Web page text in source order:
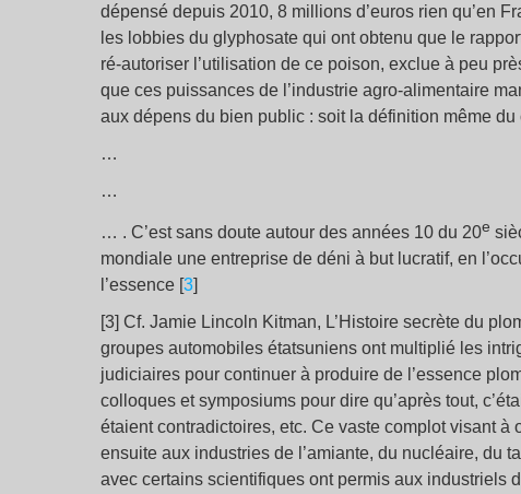
dépensé depuis 2010, 8 millions d’euros rien qu’en
les lobbies du glyphosate qui ont obtenu que le
ré-autoriser l’utilisation de ce poison, exclue à peu
que ces puissances de l’industrie agro-alimentaire
aux dépens du bien public : soit la définition même du
…
…
… . C’est sans doute autour des années 10 du 20e
mondiale une entreprise de déni à but lucratif, en
l’essence [3]
[3] Cf. Jamie Lincoln Kitman, L’Histoire secrète du
groupes automobiles étatsuniens ont multiplié les
judiciaires pour continuer à produire de l’essence
colloques et symposiums pour dire qu’après tout,
étaient contradictoires, etc. Ce vaste complot visant
ensuite aux industries de l’amiante, du nucléaire,
avec certains scientifiques ont permis aux industriels